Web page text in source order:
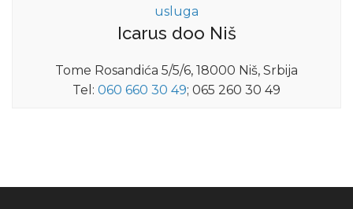
usluga
Icarus doo Niš
Tome Rosandića 5/5/6, 18000 Niš, Srbija
Tel: 060 660 30 49; 065 260 30 49